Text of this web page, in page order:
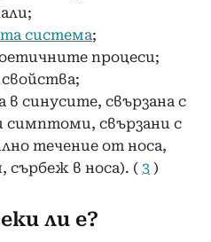
система;
процеси;
в синусите, свързана с
симптоми, свързани с
течение от носа,
сърбеж в носа). ( 3 )
ли е?